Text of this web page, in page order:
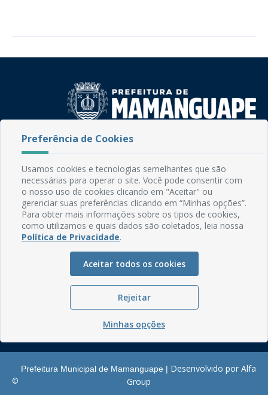
Fone: (83) 3292-2246
Email: comunicacao@mamanguape.pb.gov.br
Expediente: Segunda à Sexta, das 08h às 13h
Mapa do Site
Perguntas frequentes
Manual de Navegação
Glossário
Ouvidoria
Serviços Internos
Política de Privacidade
©
Prefeitura Municipal de Mamanguape | Desenvolvido por Alfa
Group
Preferência de Cookies
Usamos cookies e tecnologias semelhantes que são
necessárias para operar o site. Você pode consentir com
o nosso uso de cookies clicando em "Aceitar" ou
gerenciar suas preferências clicando em “Minhas opções”.
Para obter mais informações sobre os tipos de cookies,
como utilizamos e quais dados são coletados, leia nossa
Política de Privacidade.
Aceitar todos os cookies
Rejeitar
Minhas opções